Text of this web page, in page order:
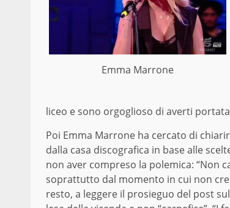
Emma Marrone
liceo e sono orgoglioso di averti
Poi Emma Marrone ha cercato di
dalla casa discografica in base alle
non aver compreso la polemica: “Non
soprattutto dal momento in cui non
resto, a leggere il prosieguo del post